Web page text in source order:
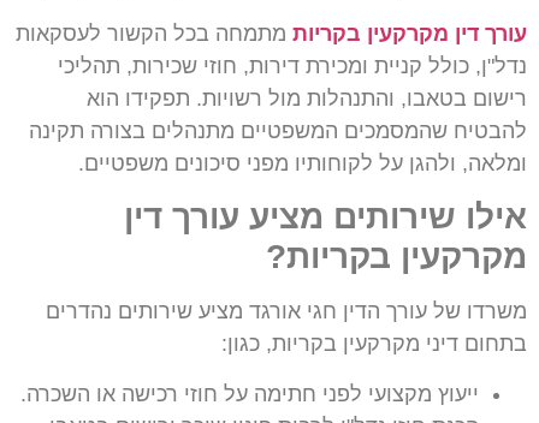
עורך דין מקרקעין בקריות מתמחה בכל הקשור לעסקאות
נדל"ן, כולל קניית ומכירת דירות, חוזי שכירות, תהליכי
רישום בטאבו, והתנהלות מול רשויות. תפקידו הוא
להבטיח שהמסמכים המשפטיים מתנהלים בצורה תקינה
ומלאה, ולהגן על לקוחותיו מפני סיכונים משפטיים.
אילו שירותים מציע עורך דין
מקרקעין בקריות?
משרדו של עורך הדין חגי אורגד מציע שירותים נהדרים
בתחום דיני מקרקעין בקריות, כגון:
ייעוץ מקצועי לפני חתימה על חוזי רכישה או השכרה.